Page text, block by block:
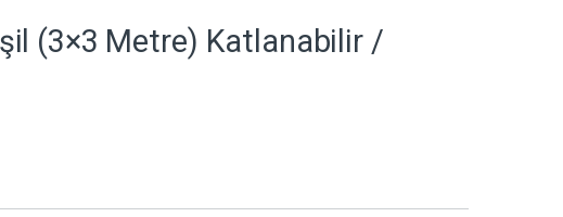
(3×3 Metre) Katlanabilir /